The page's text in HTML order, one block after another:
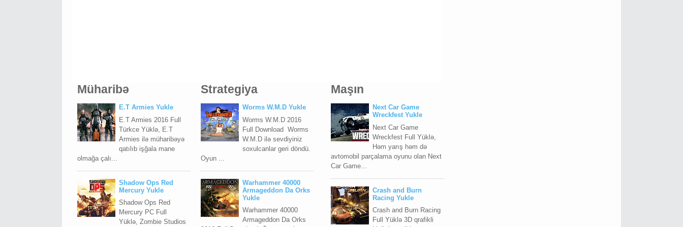
Müharibə
E.T Armies Yukle
E.T Armies 2016 Full
Türkce Yüklə, E.T
Armies ilə müharibəyə
qatılıb işğala mane
olmağa çalı...
Shadow Ops Red
Mercury Yukle
Shadow Ops Red
Mercury PC Full
Yüklə, Zombie Studios
Maşın
Next Car Game
Wreckfest Yukle
Next Car Game
Wreckfest Full Yüklə,
Həm yarış həm də
avtomobil parçalama oyunu olan Next
Car Game...
Crash and Burn
Racing Yukle
Crash and Burn Racing
Full Yüklə 3D qrafikli
Strategiya
Worms W.M.D Yukle
Worms W.M.D 2016
Full Download Worms
W.M.D ilə sevdiyiniz
soxulcanlar geri döndü.
Oyun ...
Warhammer 40000
Armageddon Da Orks
Yukle
Warhammer 40000
Armageddon Da Orks